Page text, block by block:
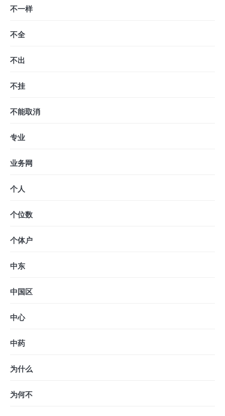
不一样
不全
不出
不挂
不能取消
专业
业务网
个人
个位数
个体户
中东
中国区
中心
中药
为什么
为何不